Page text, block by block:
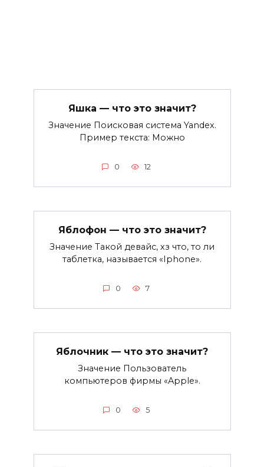
Яшка — что это значит?
Значение Поисковая система Yandex.
Пример текста: Можно
0 12
Яблофон — что это значит?
Значение Такой девайс, хз что, то ли
таблетка, называется «Iphone».
0 7
Яблочник — что это значит?
Значение Пользователь
компьютеров фирмы «Apple».
0 5